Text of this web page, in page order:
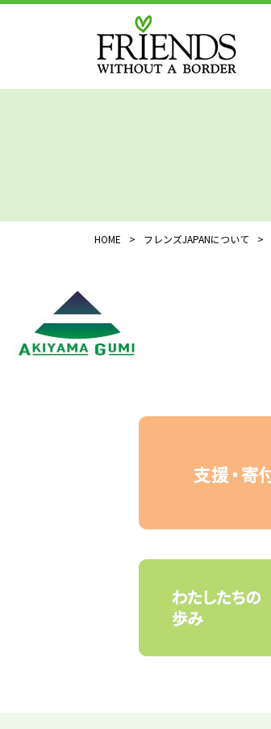
HOME > フレンズJAPANについて >